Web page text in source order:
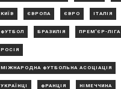
КИЇВ ЄВРОПА ЄВРО ІТАЛІЯ
ФУТБОЛ БРАЗИЛІЯ ПРЕМ'ЄР-ЛІГА
РОСІЯ
МІЖНАРОДНА ФУТБОЛЬНА АСОЦІАЦІЯ
УКРАЇНЦІ ФРАНЦІЯ НІМЕЧЧИНА